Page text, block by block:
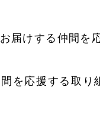
届けする仲間を
を応援する取り